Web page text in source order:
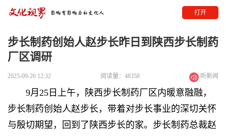
打开
步长制药创始人赵步长昨日到陕西步长制药
厂区调研
2025-09-26 12:32 阅读量：48358 听新闻
9月25日上午，陕西步长制药厂区内暖意融融，
步长制药创始人赵步长，带着对步长事业的深切关怀
与殷切期望，回到了陕西步长的家。步长制药总裁赵